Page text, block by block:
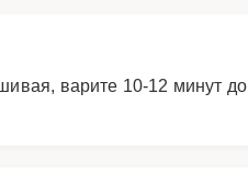
варите 10-12 минут до